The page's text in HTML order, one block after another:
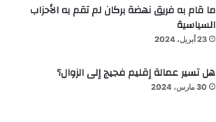
ما قام به فريق نهضة بركان لم تقم به الأحزاب
السياسية
23 أبريل، 2024
هل تسير عمالة إقليم فجيج إلى الزوال؟
30 مارس، 2024